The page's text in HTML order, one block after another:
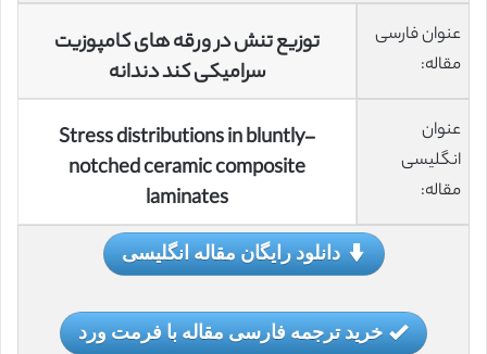
عنوان فارسی
مقاله:
توزیع تنش در ورقه های کامپوزیت
سرامیکی کند دندانه
عنوان
انگلیسی
مقاله:
Stress distributions in bluntly-
notched ceramic composite
laminates
دانلود رایگان مقاله انگلیسی
خرید ترجمه فارسی مقاله با فرمت ورد